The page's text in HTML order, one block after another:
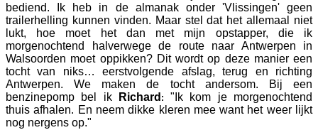
bediend. Ik heb in de almanak onder 'Vlissingen' geen
trailerhelling kunnen vinden. Maar stel dat het allemaal niet
lukt, hoe moet het dan met mijn opstapper, die ik
morgenochtend halverwege de route naar Antwerpen in
Walsoorden moet oppikken? Dit wordt op deze manier een
tocht van niks… eerstvolgende afslag, terug en richting
Antwerpen. We maken de tocht andersom. Bij een
benzinepomp bel ik
Richard :
"Ik kom je morgenochtend
thuis afhalen. En neem dikke kleren mee want het weer lijkt
nog nergens op."